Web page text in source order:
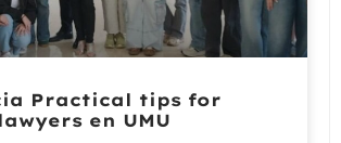
Practical tips for
en UMU